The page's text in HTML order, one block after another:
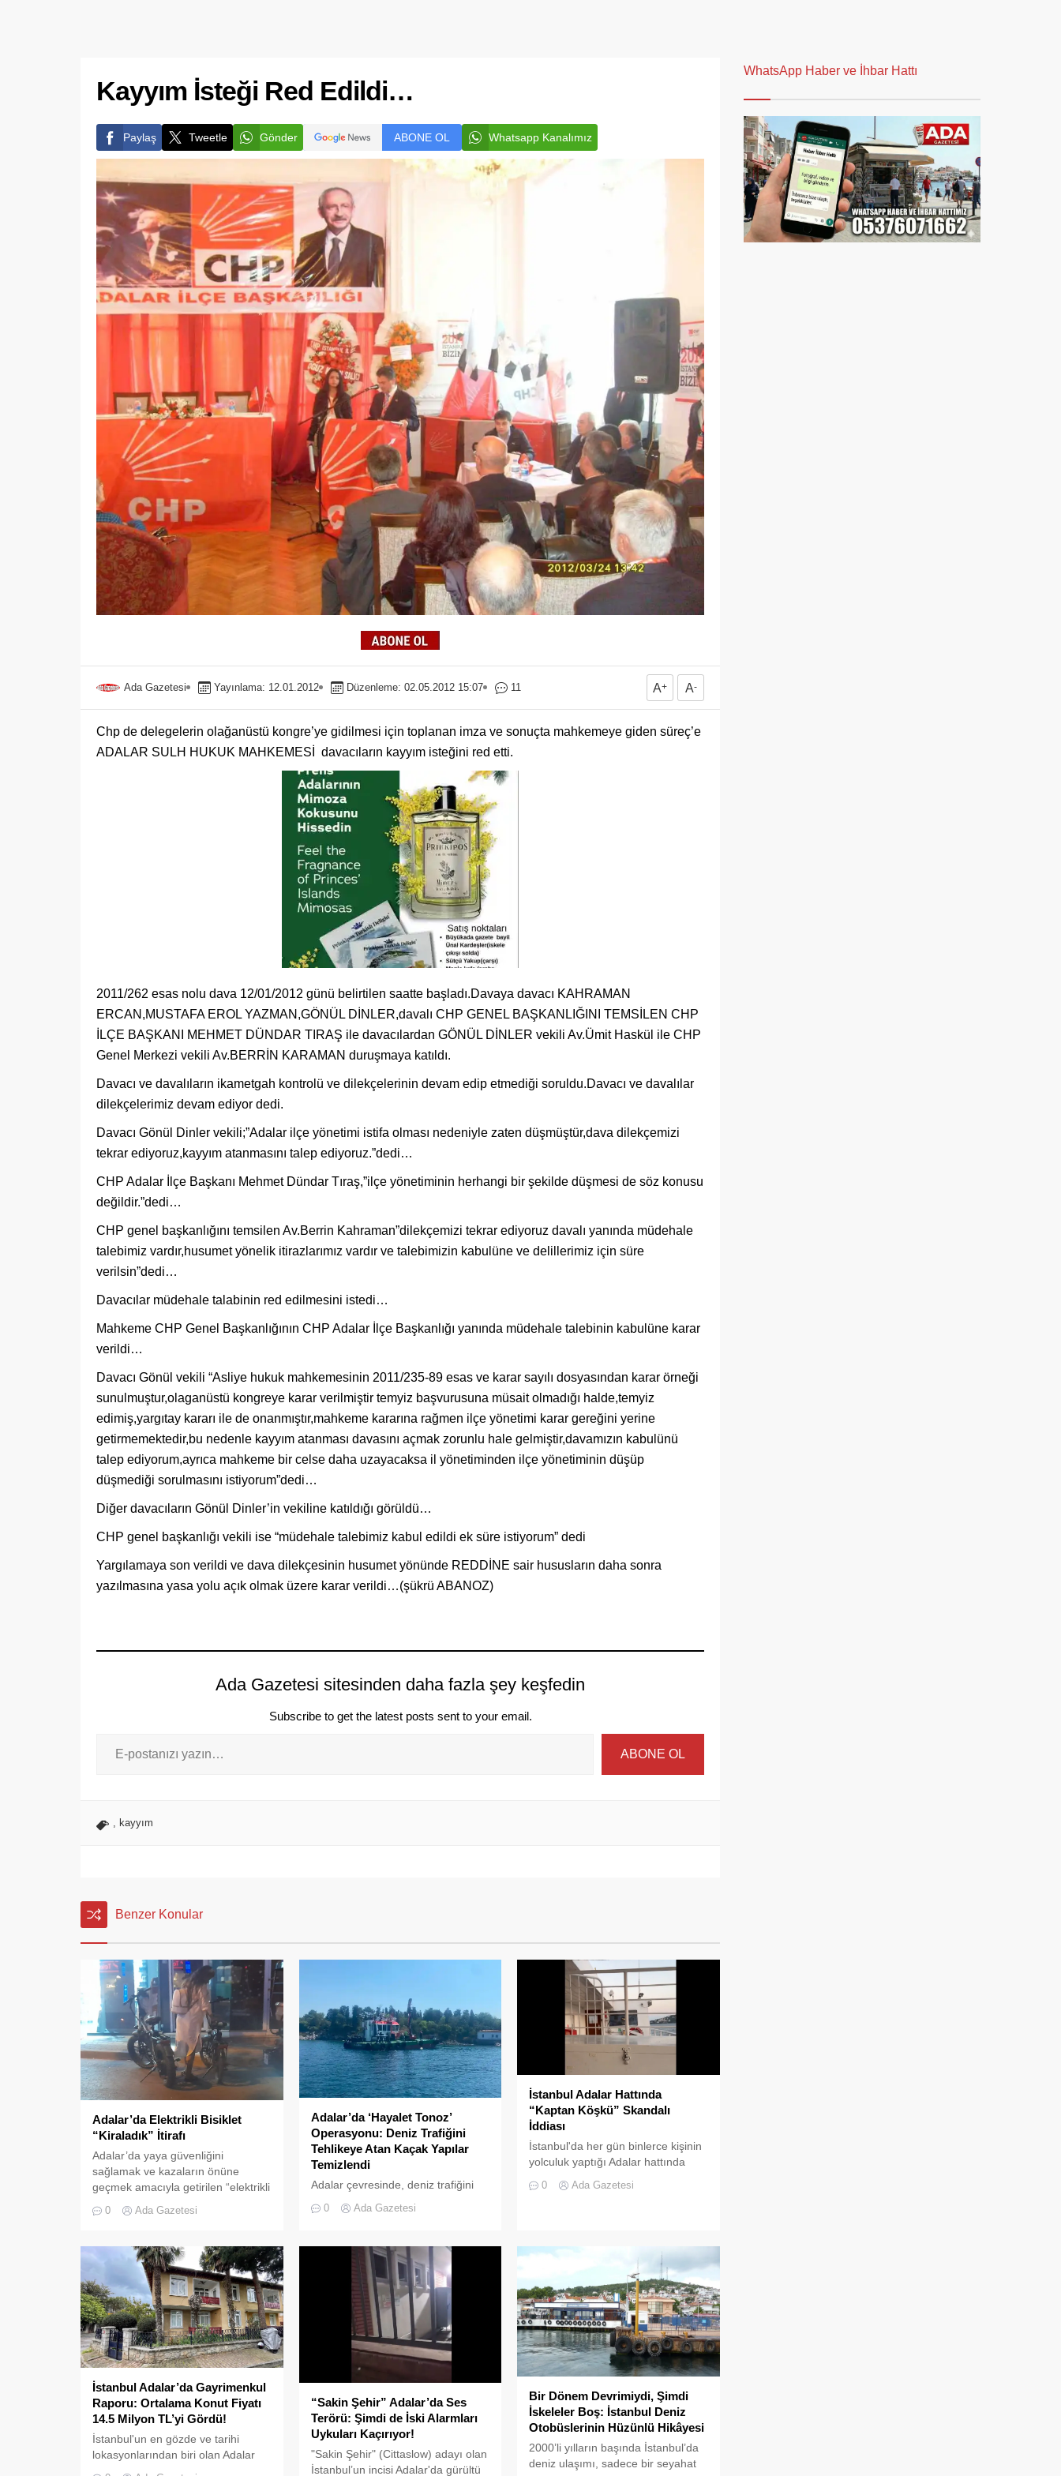
Kayyım İsteği Red Edildi…
Paylaş Tweetle Gönder ABONE OL Whatsapp Kanalımız
Ada Gazetesi Yayınlama: 12.01.2012 Düzenleme: 02.05.2012 15:07 11 A+ A-
Chp de delegelerin olağanüstü kongre’ye gidilmesi için toplanan imza ve sonuçta mahkemeye giden süreç’e
ADALAR SULH HUKUK MAHKEMESİ davacıların kayyım isteğini red etti.
2011/262 esas nolu dava 12/01/2012 günü belirtilen saatte başladı.Davaya davacı KAHRAMAN
ERCAN,MUSTAFA EROL YAZMAN,GÖNÜL DİNLER,davalı CHP GENEL BAŞKANLIĞINI TEMSİLEN CHP
İLÇE BAŞKANI MEHMET DÜNDAR TIRAŞ ile davacılardan GÖNÜL DİNLER vekili Av.Ümit Haskül ile CHP
Genel Merkezi vekili Av.BERRİN KARAMAN duruşmaya katıldı.
Davacı ve davalıların ikametgah kontrolü ve dilekçelerinin devam edip etmediği soruldu.Davacı ve davalılar
dilekçelerimiz devam ediyor dedi.
Davacı Gönül Dinler vekili;”Adalar ilçe yönetimi istifa olması nedeniyle zaten düşmüştür,dava dilekçemizi
tekrar ediyoruz,kayyım atanmasını talep ediyoruz.”dedi…
CHP Adalar İlçe Başkanı Mehmet Dündar Tıraş,”ilçe yönetiminin herhangi bir şekilde düşmesi de söz konusu
değildir.”dedi…
CHP genel başkanlığını temsilen Av.Berrin Kahraman”dilekçemizi tekrar ediyoruz davalı yanında müdehale
talebimiz vardır,husumet yönelik itirazlarımız vardır ve talebimizin kabulüne ve delillerimiz için süre
verilsin”dedi…
Davacılar müdehale talabinin red edilmesini istedi…
Mahkeme CHP Genel Başkanlığının CHP Adalar İlçe Başkanlığı yanında müdehale talebinin kabulüne karar
verildi…
Davacı Gönül vekili “Asliye hukuk mahkemesinin 2011/235-89 esas ve karar sayılı dosyasından karar örneği
sunulmuştur,olaganüstü kongreye karar verilmiştir temyiz başvurusuna müsait olmadığı halde,temyiz
edimiş,yargıtay kararı ile de onanmıştır,mahkeme kararına rağmen ilçe yönetimi karar gereğini yerine
getirmemektedir,bu nedenle kayyım atanması davasını açmak zorunlu hale gelmiştir,davamızın kabulünü
talep ediyorum,ayrıca mahkeme bir celse daha uzayacaksa il yönetiminden ilçe yönetiminin düşüp
düşmediği sorulmasını istiyorum”dedi…
Diğer davacıların Gönül Dinler’in vekiline katıldığı görüldü…
CHP genel başkanlığı vekili ise “müdehale talebimiz kabul edildi ek süre istiyorum” dedi
Yargılamaya son verildi ve dava dilekçesinin husumet yönünde REDDİNE sair hususların daha sonra
yazılmasına yasa yolu açık olmak üzere karar verildi…(şükrü ABANOZ)
Ada Gazetesi sitesinden daha fazla şey keşfedin
Subscribe to get the latest posts sent to your email.
ABONE OL
kayyım
Benzer Konular
Adalar’da Elektrikli Bisiklet
“Kiraladık” İtirafı
Adalar’da yaya güvenliğini
sağlamak ve kazaların önüne
geçmek amacıyla getirilen “elektrikli
sayılıyor. Kameralara yansıyan son
denetimlerin yetersiz kaldığını bir
kez daha gözler önüne serdi.
Adalar’da UKOME (Ulaşım
Koordinasyon Merkezi) kararları
doğrultusunda ticari amaçlı elektrikli
bisiklet ve scooter kiralama
faaliyetleri yasaklanmış durumda....
0 Ada Gazetesi
Adalar’da ‘Hayalet Tonoz’
Operasyonu: Deniz Trafiğini
Tehlikeye Atan Kaçak Yapılar
Temizlendi
Adalar çevresinde, deniz trafiğini
neden olan usulsüz tonozlara
denetim operasyonu
gerçekleştirildi.
0 Ada Gazetesi
İstanbul Adalar Hattında
“Kaptan Köşkü” Skandalı
İddiası
İstanbul'da her gün binlerce kişinin
yolculuk yaptığı Adalar hattında
kaydedilen görüntüler "bu kadarına
da pes" dedirtti
0 Ada Gazetesi
İstanbul Adalar’da Gayrimenkul
Raporu: Ortalama Konut Fiyatı
14.5 Milyon TL’yi Gördü!
İstanbul'un en gözde ve tarihi
lokasyonlarından biri olan Adalar
ilçesinde, gayrimenkul
“Sakin Şehir” Adalar’da Ses
Terörü: Şimdi de İski Alarmları
Uykuları Kaçırıyor!
"Sakin Şehir" (Cittaslow) adayı olan
İstanbul’un incisi Adalar'da gürültü
Bir Dönem Devrimiydi, Şimdi
İskeleler Boş: İstanbul Deniz
Otobüslerinin Hüzünlü Hikâyesi
2000’li yılların başında İstanbul’da
deniz ulaşımı, sadece bir seyahat
WhatsApp Haber ve İhbar Hattı